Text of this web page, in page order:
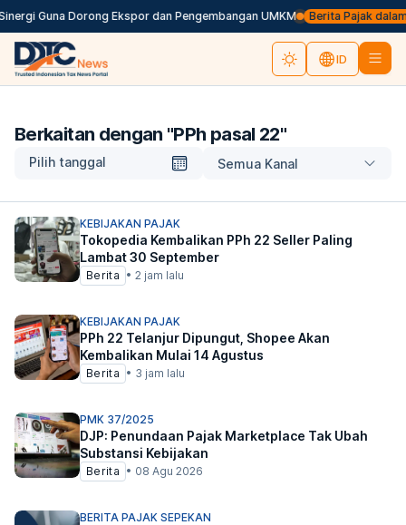
Guna Dorong Ekspor dan Pengembangan UMKM Berita Pajak dalam
ID
Berkaitan dengan "PPh pasal 22"
Pilih tanggal Semua Kanal
KEBIJAKAN PAJAK
Tokopedia Kembalikan PPh 22 Seller Paling
Lambat 30 September
Berita • 2 jam lalu
KEBIJAKAN PAJAK
PPh 22 Telanjur Dipungut, Shopee Akan
Kembalikan Mulai 14 Agustus
Berita • 3 jam lalu
PMK 37/2025
DJP: Penundaan Pajak Marketplace Tak Ubah
Substansi Kebijakan
Berita • 08 Agu 2026
BERITA PAJAK SEPEKAN